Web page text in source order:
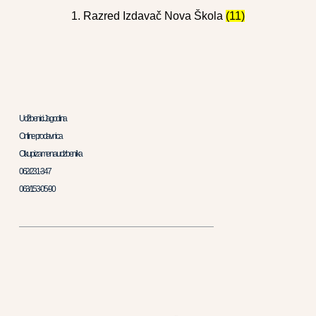
1. Razred Izdavač Nova Škola (11)
Udžbenici Jagodina
Online prodavnica
Otkup i zamena udzbenika
062/231-347
063/153-05-90